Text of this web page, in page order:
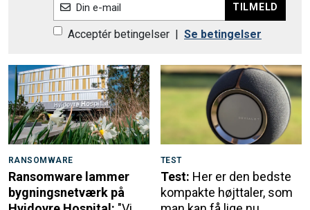
Din e-mail TILMELD
Acceptér betingelser Se betingelser
RANSOMWARE
Ransomware lammer
bygningsnetværk på
TEST
Test: Her er den bedste
kompakte højttaler, som